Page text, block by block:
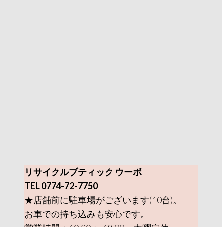
リサイクルブティック ウーボ
TEL 0774-72-7750
★店舗前に駐車場がございます(10台)。
お車での持ち込みも安心です。